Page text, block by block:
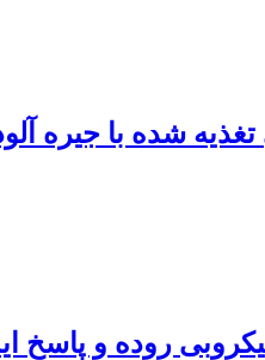
روده و